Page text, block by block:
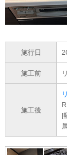
施行日
施工前
施工後
[